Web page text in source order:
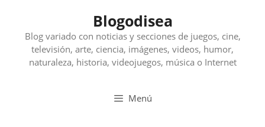
contenido
Blogodisea
Blog variado con noticias y secciones de juegos, cine,
televisión, arte, ciencia, imágenes, videos, humor,
naturaleza, historia, videojuegos, música o Internet
Menú